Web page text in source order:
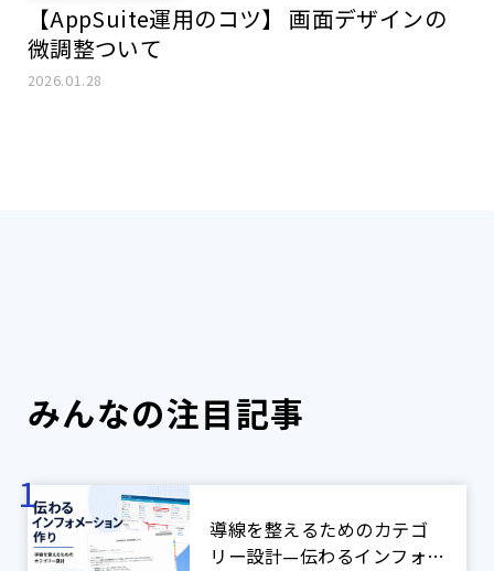
【AppSuite運用のコツ】 画面デザインの
微調整ついて
2026.01.28
みんなの注目記事
導線を整えるためのカテゴ
リー設計—伝わるインフォメ